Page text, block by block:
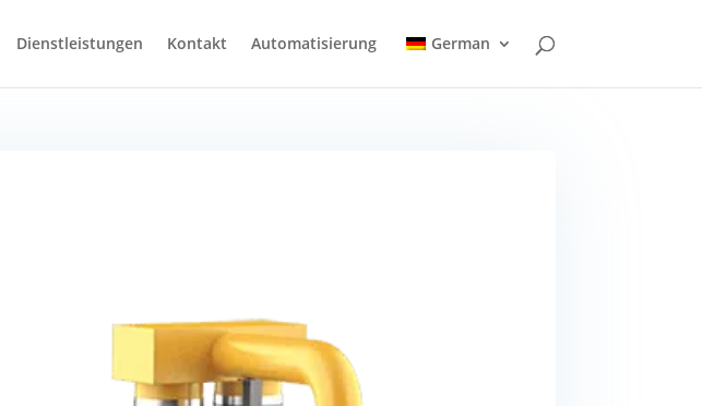
Dienstleistungen Kontakt Automatisierung German